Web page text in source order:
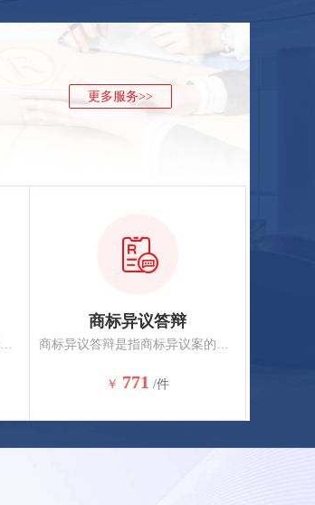
更多服务>>
他人已经注册满三年的商标，长期不使用，向商标局要求撤销该商标，任何单位或者个人均可向商标局递交撤销申请。
商标异议答辩
商标异议答辩是指商标异议案的被异议人在法定期限内对异议理由以书面形式进行辩驳的法律行为。
￥ 771 /件